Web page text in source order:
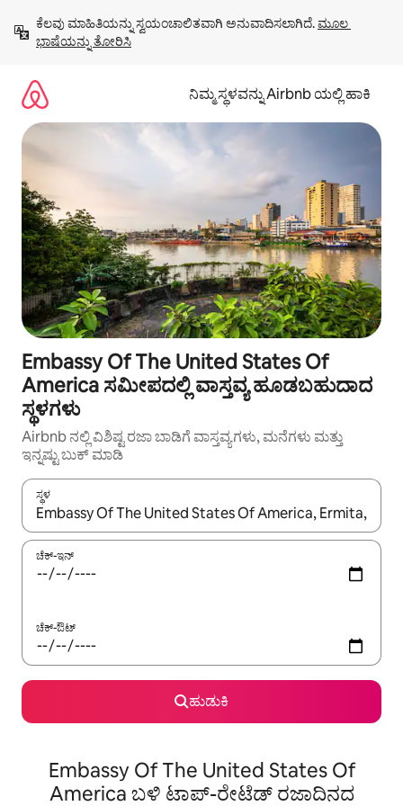
ಹೋಗಿ
ಕೆಲವು ಮಾಹಿತಿಯನ್ನು ಸ್ವಯಂಚಾಲಿತವಾಗಿ ಅನುವಾದಿಸಲಾಗಿದೆ. ಮೂಲ
ಭಾಷೆಯನ್ನು ತೋರಿಸಿ
ನಿಮ್ಮ ಸ್ಥಳವನ್ನು Airbnb ಯಲ್ಲಿ ಹಾಕಿ
Embassy Of The United States Of
America ಸಮೀಪದಲ್ಲಿ ವಾಸ್ತವ್ಯ ಹೂಡಬಹುದಾದ
ಸ್ಥಳಗಳು
Airbnb ನಲ್ಲಿ ವಿಶಿಷ್ಟ ರಜಾ ಬಾಡಿಗೆ ವಾಸ್ತವ್ಯಗಳು, ಮನೆಗಳು ಮತ್ತು
ಇನ್ನಷ್ಟು ಬುಕ್ ಮಾಡಿ
ಸ್ಥಳ
ಫಲಿತಾಂಶಗಳು ಲಭ್ಯವಿರುವಾಗ, ಅಪ್ ಮತ್ತು ಡೌನ್ ಬಾಣದ ಕೀಲಿಗಳೊಂದಿಗೆ
ಚೆಕ್-ಇನ್
ಚೆಕ್-ಔಟ್
ಹುಡುಕಿ
Embassy Of The United States Of
America ಬಳಿ ಟಾಪ್-ರೇಟೆಡ್ ರಜಾದಿನದ